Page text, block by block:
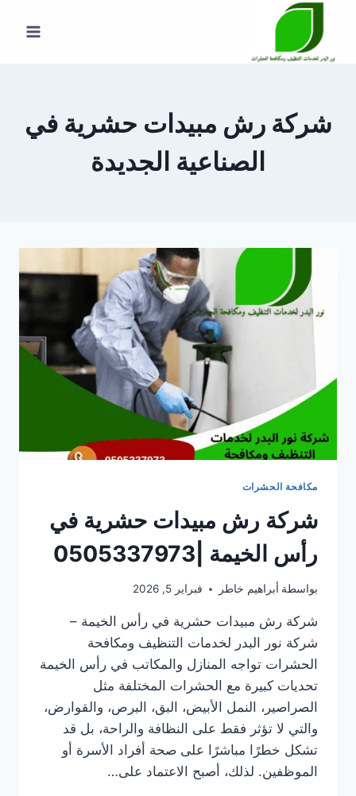
المحتوى
شركة رش مبيدات حشرية في
الصناعية الجديدة
مكافحة الحشرات
شركة رش مبيدات حشرية في
رأس الخيمة |0505337973
بواسطة أبراهيم خاطر فبراير 5, 2026
شركة رش مبيدات حشرية في رأس الخيمة –
شركة نور البدر لخدمات التنظيف ومكافحة
الحشرات تواجه المنازل والمكاتب في رأس الخيمة
تحديات كبيرة مع الحشرات المختلفة مثل
الصراصير، النمل الأبيض، البق، البرص، والقوارض،
والتي لا تؤثر فقط على النظافة والراحة، بل قد
تشكل خطرًا مباشرًا على صحة أفراد الأسرة أو
الموظفين. لذلك، أصبح الاعتماد على…